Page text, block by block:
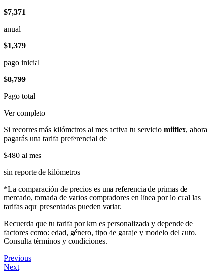
$7,371
anual
$1,379
pago inicial
$8,799
Pago total
Ver completo
Si recorres más kilómetros al mes activa tu servicio miiflex, ahora
pagarás una tarifa preferencial de
$480 al mes
sin reporte de kilómetros
*La comparación de precios es una referencia de primas de
mercado, tomada de varios compradores en línea por lo cual las
tarifas aqui presentadas pueden variar.
Recuerda que tu tarifa por km es personalizada y depende de
factores como: edad, género, tipo de garaje y modelo del auto.
Consulta términos y condiciones.
Previous
Next